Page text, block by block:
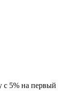
с 5% на первый